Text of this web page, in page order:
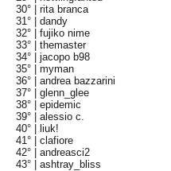
30° |rita branca
31° |dandy
32° |fujiko nime
33° |themaster
34° |jacopo b98
35° |myman
36° |andrea bazzarini
37° |glenn_glee
38° |epidemic
39° |alessio c.
40° |
liuk!
41° |clafiore
42° |andreasci2
43° |ashtray_bliss